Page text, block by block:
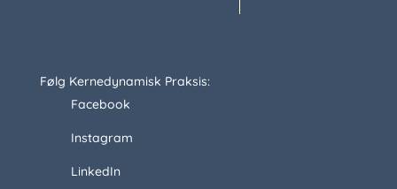
Følg Kernedynamisk Praksis:
Facebook
Instagram
LinkedIn